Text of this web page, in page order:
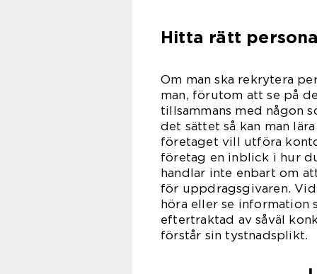
Hitta rätt
Om man ska rekrytera
man, förutom att se på
tillsammans med någon
det sättet så kan man
företaget vill utföra
företag en inblick i hur
handlar inte enbart om
för uppdragsgivaren.
höra eller se information
eftertraktad av såväl
förstår